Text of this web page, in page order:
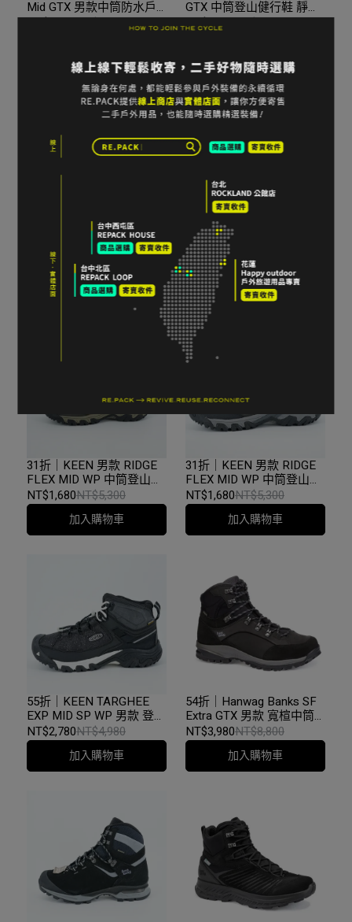
Mid GTX 男款中筒防水戶
外鞋 US11 / EU 45 灰
NT$5,940NT$7,200
GTX 中筒登山健行鞋 靜岩
灰/水泥灰 US8.5 灰
NT$6,800NT$7,630
HOKA Anacapa Mid GTX
中筒健行登山鞋 男款
US9D=27cm 灰綠色
NT$3,200 NT$7,000
加入購物車
31折｜KEEN 男款
Pyrenees 多功能健行鞋 棕
色 US9 = 27cm
NT$1,680NT$5,300
加入購物車
31折｜KEEN 男款 RIDGE
FLEX MID WP 中筒登山健
行鞋 深咖/橘紅
NT$1,680NT$5,300
加入購物車
31折｜KEEN 男款 RIDGE
FLEX MID WP 中筒登山健
行鞋 黑/灰
NT$1,680NT$5,300
加入購物車
55折｜KEEN TARGHEE
EXP MID SP WP 男款 登山
健行鞋 FujiRock聯名款 星
空黑 US9.5 = 27.5cm
NT$2,780NT$4,980
加入購物車
54折｜Hanwag Banks SF
Extra GTX 男款 寬楦中筒
防水健行鞋 黑/瀝青灰
NT$3,980NT$8,800
加入購物車